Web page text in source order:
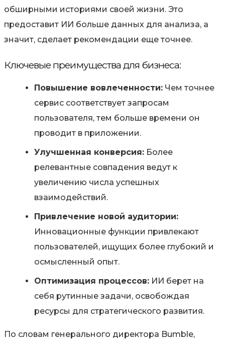
обширными историями своей жизни. Это
предоставит ИИ больше данных для анализа, а
значит, сделает рекомендации еще точнее.
Ключевые преимущества для бизнеса:
Повышение вовлеченности: Чем точнее
сервис соответствует запросам
пользователя, тем больше времени он
проводит в приложении.
Улучшенная конверсия: Более
релевантные совпадения ведут к
увеличению числа успешных
взаимодействий.
Привлечение новой аудитории:
Инновационные функции привлекают
пользователей, ищущих более глубокий и
осмысленный опыт.
Оптимизация процессов: ИИ берет на
себя рутинные задачи, освобождая
ресурсы для стратегического развития.
По словам генерального директора Bumble,